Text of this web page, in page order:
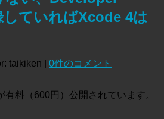
ていればXcode 4は
taikiken 0件のコメント
有料（600円）公開されています。